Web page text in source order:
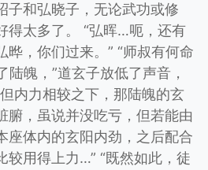
子和弘晓子，无论武功或修
得太多了。 “弘晖…呃，还有
晔，你们过来。” “师叔有何命
陆魄，”道玄子放低了声音，
内力相较之下，那陆魄的玄
腑，虽说并没吃亏，但若能由
座体内的玄阳内劲，之后配合
较用得上力…” “既然如此，徒